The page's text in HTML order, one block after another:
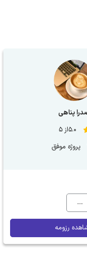
پناهی
5.0از 5
پروژه موفق
...
رزومه